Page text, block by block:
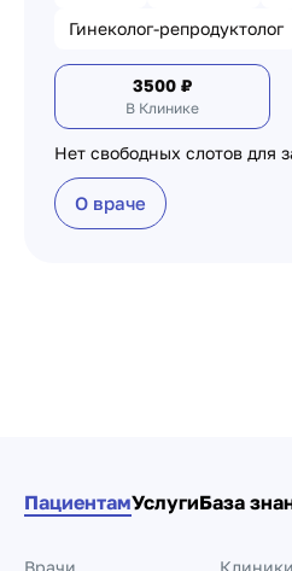
Гинеколог-репродуктолог
3500 ₽
В Клинике
Нет свободных слотов для
О враче
ПациентамУслугиБаза
Врачи Клиники